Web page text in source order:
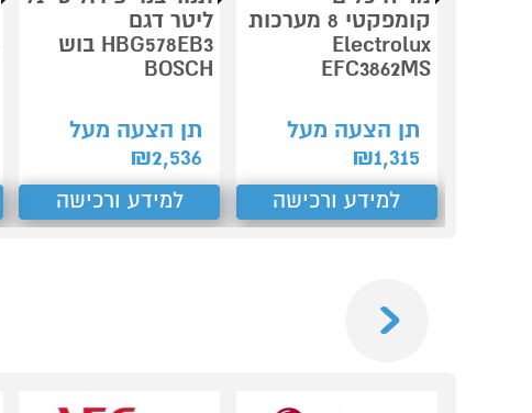
קומפקטי 8 מערכות
Electrolux
EFC3862MS
תן הצעה מעל
1,315
₪
למידע ורכישה
ליטר דגם
HBG578EB3 בוש
BOSCH
תן הצעה מעל
2,536
₪
למידע ורכישה